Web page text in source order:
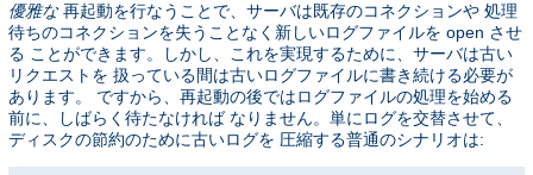
優雅な再起動を行なうことで、サーバは既存のコネクションや 処理
待ちのコネクションを失うことなく新しいログファイルを open させ
る ことができます。しかし、これを実現するために、サーバは古い
リクエストを 扱っている間は古いログファイルに書き続ける必要が
あります。 ですから、再起動の後ではログファイルの処理を始める
前に、しばらく待たなければ なりません。単にログを交替させて、
ディスクの節約のために古いログを 圧縮する普通のシナリオは: